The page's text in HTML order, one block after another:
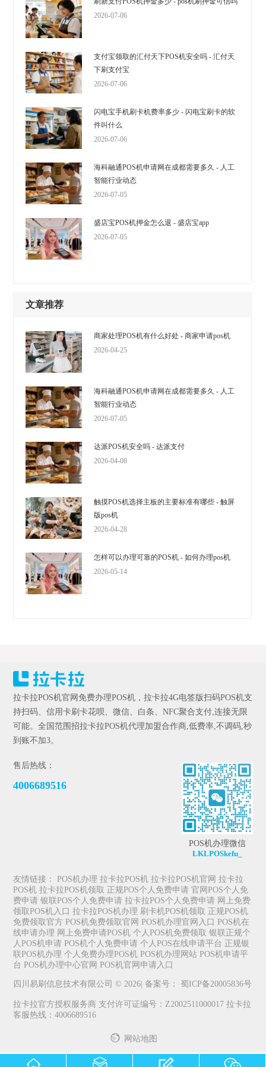
2026-07-06
支付宝领取的汇付天下POS机安全吗 - 汇付天
下刷支付宝
2026-07-06
闪电宝手机刷卡机费率多少 - 闪电宝刷卡的软
件叫什么
2026-07-06
海科融通POS机申请网在成都需要多久 - 人工
智能行业动态
2026-07-05
盛店宝POS机押金怎么退 - 盛店宝app
2026-07-05
文章推荐
商家处理POS机有什么好处 - 商家申请pos机
2026-04-25
海科融通POS机申请网在成都需要多久 - 人工
智能行业动态
2026-07-05
达派POS机安全吗 - 达派支付
2026-04-08
触摸POS机选择主板的主要标准有哪些 - 触屏
版pos机
2026-04-28
怎样可以办理可靠的POS机 - 如何办理pos机
2026-05-14
拉卡拉POS机官网免费办理POS机，拉卡拉4G电签版扫码POS机支
持扫码、信用卡刷卡花呗、微信、白条、NFC聚合支付,连接无限
可能。全国范围招拉卡拉POS机代理加盟合作商,低费率,不调码,秒
到账不加3。
售后热线：
4006689516
POS机办理微信
LKLPOSkefu_
友情链接： POS机办理 拉卡拉POS机 拉卡拉POS机官网 拉卡拉
POS机 拉卡拉POS机领取 正规POS个人免费申请 官网POS个人免
费申请 银联POS个人免费申请 拉卡拉POS个人免费申请 网上免费
领取POS机入口 拉卡拉POS机办理 刷卡机POS机领取 正规POS机
免费领取官方 POS机免费领取官网 POS机办理官网入口 POS机在
线申请办理 网上免费申请POS机 个人POS机免费领取 银联正规个
人POS机申请 POS机个人免费申请 个人POS在线申请平台 正规银
联POS机办理 个人免费办理POS机 POS机办理网站 POS机申请平
台 POS机办理中心官网 POS机官网申请入口
四川易刷信息技术有限公司 © 2026| 备案号：蜀ICP备20005836号
拉卡拉官方授权服务商 支付许可证编号：Z2002511000017 拉卡拉
客服热线：4006689516
网站地图